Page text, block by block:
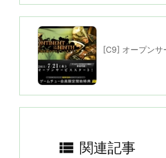
[C9] オープンサ
 関連記事